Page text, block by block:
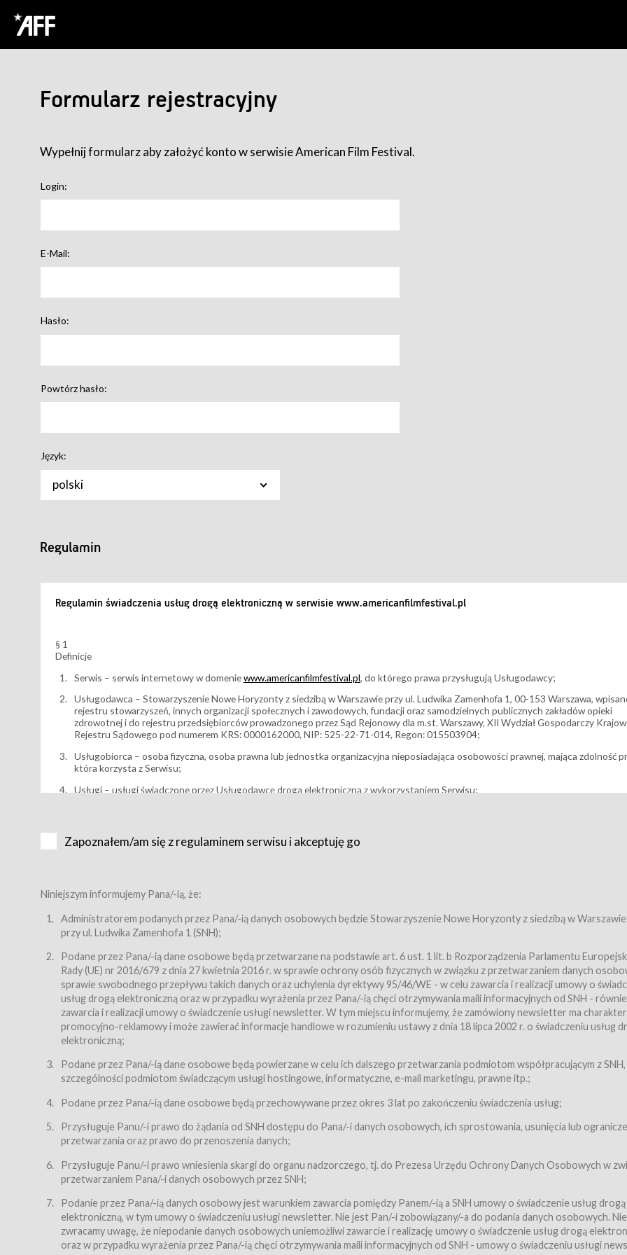
Formularz rejestracyjny
Wypełnij formularz aby założyć konto w serwisie American Film Festival.
Login:
E-Mail:
Hasło:
Powtórz hasło:
Język:
polski
Regulamin
Regulamin świadczenia usług drogą elektroniczną w serwisie www.americanfilmfestival.pl
§ 1
Definicje
Serwis – serwis internetowy w domeniewww.americanfilmfestival.pl, do którego prawa przysługują Usługodawcy;
Usługodawca – Stowarzyszenie Nowe Horyzonty z siedzibą w Warszawie przy ul. Ludwika Zamenhofa 1, 00-153 Warszawa,
rejestru stowarzyszeń, innych organizacji społecznych i zawodowych, fundacji oraz samodzielnych publicznych zakładów opieki
zdrowotnej i do rejestru przedsiębiorców prowadzonego przez Sąd Rejonowy dla m.st. Warszawy, XII Wydział Gospodarczy
Rejestru Sądowego pod numerem KRS: 0000162000, NIP: 525-22-71-014, Regon: 015503904;
Usługobiorca – osoba fizyczna, osoba prawna lub jednostka organizacyjna nieposiadająca osobowości prawnej, mająca zdolność
która korzysta z Serwisu;
Usługi – usługi świadczone przez Usługodawcę drogą elektroniczną z wykorzystaniem Serwisu;
Karnety – wybrane dokumenty potwierdzające zawarcie umowy z Usługodawcą i uprawniające do wzięcia udziału w Wydarzeniu,
Bilety – wybrane dokumenty potwierdzające zawarcie umowy z Usługodawcą i uprawniające do wzięcia udziału w Wydarzeniu,
przewidziane przez Usługodawcę dla danego Wydarzenia, tj. uprawniające do uczestnictwa w wielu albo w pojedynczych seansach
filmowych, wydarzeniach specjalnych i koncertach;
Sklep – sklep internetowy prowadzony przez Usługodawcę w Serwisie;
Regulamin – niniejszy regulamin.
§ 2
Postanowienia ogólne
Regulamin określa zasady:
świadczenia Usługobiorcom Usług przez Usługodawcę, z zastrzeżeniem usług, o których mowa w ust. 2 pkt. 4 i 5 poniżej,
zasady świadczenia precyzują odrębne regulaminy,
przetwarzania przez Usługodawcę danych osobowych Usługobiorców będących osobami fizycznymi.
Usługodawca świadczy w szczególności następujące Usługi:Usługodawca świadczy Usługi drogą elektroniczną w rozumieniu
dnia 18 lipca 2002 r. o świadczeniu usług drogą elektroniczną (Dz.U. z 2002 r., Nr 144, poz. 1204, z późń. zm.). Usługi świadczone są
nieodpłatnie.
usługę przeglądania i odczytywania przez Usługobiorców materiałów zamieszczanych w Serwisie,
usługę newsletter,
usługę zawierania na odległość umów nabycia Karnetów i Biletów,
usługę zawierania na odległość umów sprzedaży w Sklepie.
Usługodawca świadczy Usługi drogą elektroniczną w rozumieniu ustawy z dnia 18 lipca 2002 r. o świadczeniu usług drogą
(Dz.U. z 2002 r., Nr 144, poz. 1204, z późń. zm.). Usługi świadczone są nieodpłatnie.
Zapoznałem/am się z regulaminem serwisu i akceptuję go
Niniejszym informujemy Pana/-ią, że:
Administratorem podanych przez Pana/-ią danych osobowych będzie Stowarzyszenie Nowe Horyzonty z siedzibą w
przy ul. Ludwika Zamenhofa 1 (SNH);
Podane przez Pana/-ią dane osobowe będą przetwarzane na podstawie art. 6 ust. 1 lit. b Rozporządzenia Parlamentu
Rady (UE) nr 2016/679 z dnia 27 kwietnia 2016 r. w sprawie ochrony osób fizycznych w związku z przetwarzaniem danych
sprawie swobodnego przepływu takich danych oraz uchylenia dyrektywy 95/46/WE - w celu zawarcia i realizacji umowy o
usług drogą elektroniczną oraz w przypadku wyrażenia przez Pana/-ią chęci otrzymywania maili informacyjnych od SNH -
zawarcia i realizacji umowy o świadczenie usługi newsletter. W tym miejscu informujemy, że zamówiony newsletter ma charakter
promocyjno-reklamowy i może zawierać informacje handlowe w rozumieniu ustawy z dnia 18 lipca 2002 r. o świadczeniu usług
elektroniczną;
Podane przez Pana/-ią dane osobowe będą powierzane w celu ich dalszego przetwarzania podmiotom współpracującym z
szczególności podmiotom świadczącym usługi hostingowe, informatyczne, e-mail marketingu, prawne itp.;
Podane przez Pana/-ią dane osobowe będą przechowywane przez okres 3 lat po zakończeniu świadczenia usług;
Przysługuje Panu/-i prawo do żądania od SNH dostępu do Pana/-i danych osobowych, ich sprostowania, usunięcia lub
przetwarzania oraz prawo do przenoszenia danych;
Przysługuje Panu/-i prawo wniesienia skargi do organu nadzorczego, tj. do Prezesa Urzędu Ochrony Danych Osobowych w
przetwarzaniem Pana/-i danych osobowych przez SNH;
Podanie przez Pana/-ią danych osobowy jest warunkiem zawarcia pomiędzy Panem/-ią a SNH umowy o świadczenie usług drogą
elektroniczną, w tym umowy o świadczeniu usługi newsletter. Nie jest Pan/-i zobowiązany/-a do podania danych osobowych.
zwracamy uwagę, że niepodanie danych osobowych uniemożliwi zawarcie i realizację umowy o świadczenie usług drogą
oraz w przypadku wyrażenia przez Pana/-ią chęci otrzymywania maili informacyjnych od SNH - umowy o świadczeniu usługi